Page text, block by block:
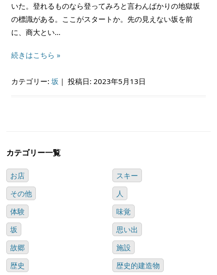
いた。登れるものなら登ってみろと言わんばかりの地獄坂
の標識がある。ここがスタートか。先の見えない坂を前
に、商大とい…
続きはこちら »
カテゴリー:坂 ｜投稿日: 2023年5月13日
カテゴリー一覧
お店
スキー
その他
人
体験
味覚
坂
思い出
故郷
施設
歴史
歴史的建造物